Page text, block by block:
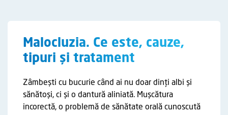
Malocluzia. Ce este, cauze,
tipuri și tratament
Zâmbești cu bucurie când ai nu doar dinți albi și
sănătoși, ci și o dantură aliniată. Mușcătura
incorectă, o problemă de sănătate orală cunoscută